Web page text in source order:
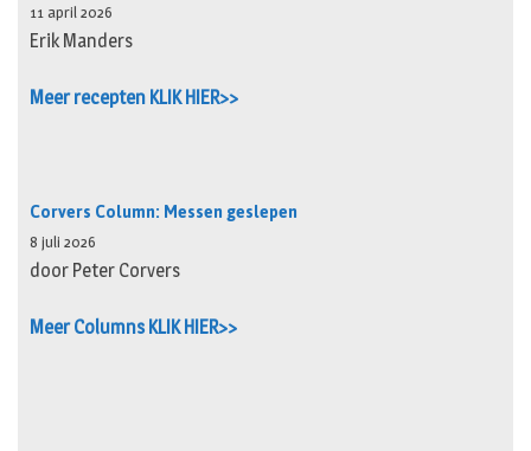
11 april 2026
Erik Manders
Meer recepten KLIK HIER>>
Corvers Column: Messen geslepen
8 juli 2026
door Peter Corvers
Meer Columns KLIK HIER>>